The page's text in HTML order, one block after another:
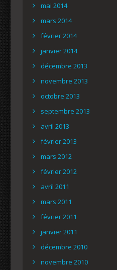
mai 2014
mars 2014
février 2014
janvier 2014
décembre 2013
novembre 2013
octobre 2013
septembre 2013
avril 2013
février 2013
mars 2012
février 2012
avril 2011
mars 2011
février 2011
janvier 2011
décembre 2010
novembre 2010